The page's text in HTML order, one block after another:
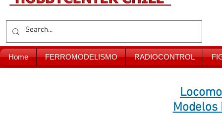
Home FERROMODELISMO RADIOCONTROL
Modelos